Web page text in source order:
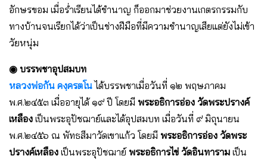
อักษรขอม เมื่อร่ำเรียนได้ชำนาญ ก็ออกมาช่วยงานเกตรกรรมกับ
ทางบ้านจนเรียกได้ว่าเป็นช่างฝีมือที่มีความชำนาญเสียแต่ยังไม่เข้า
วัยหนุ่ม
◉ บรรพชาอุปสมบท
หลวงพ่อกัน คงฺครตโนได้บรรพชาเมื่อวันที่ ๑๒ พฤษภาคม
พ.ศ.๒๔๕๓ เมื่ออายุได้ ๑๙ ปี โดยมี พระอธิการอ่อง วัดพระปรางค์
เหลือง เป็นพระอุปัชฌาย์และได้อุปสมบท เมื่อวันที่ ๙ มิถุนายน
พ.ศ.๒๔๕๖ ณ พัทธสีมาวัดเขาแก้ว โดยมี พระอธิการอ่อง วัดพระ
ปรางค์เหลือง เป็นพระอุปัชฌาย์ พระอธิการไข่ วัดอินทาราม เป็น